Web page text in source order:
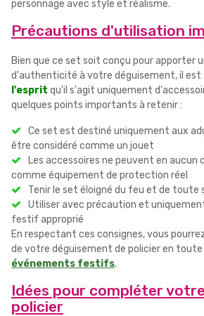
personnage avec style et réalisme.
Précautions d'utilisation
Bien que ce set soit conçu pour apporter
d'authenticité à votre déguisement, il est
l'esprit qu'il s'agit uniquement
quelques points importants à retenir :
Ce set est destiné uniquement aux
être considéré comme un jouet
Les accessoires ne peuvent en aucun
comme équipement de protection réel
Tenir le set éloigné du feu et de toute
Utiliser avec précaution et
festif approprié
En respectant ces consignes, vous
de votre déguisement de policier en
événements festifs.
Idées pour compléter
policier